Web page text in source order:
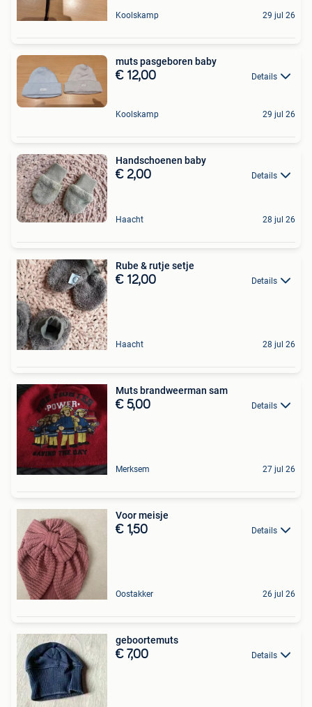
Koolskamp 29 jul 26
muts pasgeboren baby
€ 12,00 Details
Koolskamp 29 jul 26
Handschoenen baby
€ 2,00 Details
Haacht 28 jul 26
Rube & rutje setje
€ 12,00 Details
Haacht 28 jul 26
Muts brandweerman sam
€ 5,00 Details
Merksem 27 jul 26
Voor meisje
€ 1,50 Details
Oostakker 26 jul 26
geboortemuts
€ 7,00 Details